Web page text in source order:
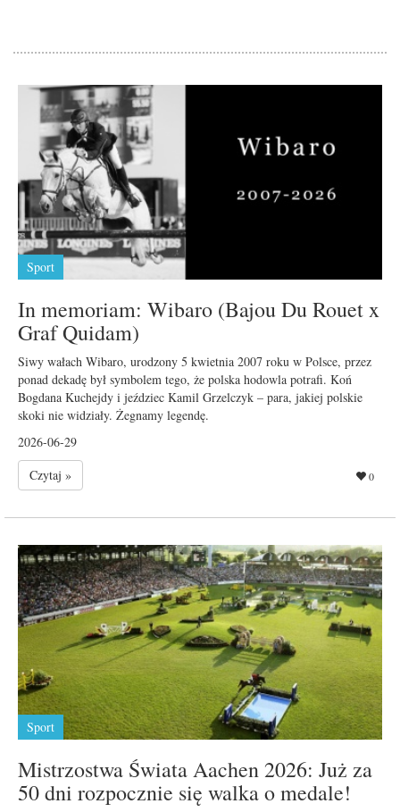
Sport
In memoriam: Wibaro (Bajou Du Rouet x
Graf Quidam)
Siwy wałach Wibaro, urodzony 5 kwietnia 2007 roku w Polsce, przez
ponad dekadę był symbolem tego, że polska hodowla potrafi. Koń
Bogdana Kuchejdy i jeździec Kamil Grzelczyk – para, jakiej polskie
skoki nie widziały. Żegnamy legendę.
2026-06-29
Czytaj »
0
Sport
Mistrzostwa Świata Aachen 2026: Już za
50 dni rozpocznie się walka o medale!